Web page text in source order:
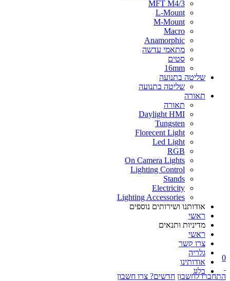
MFT M4/3
L-Mount
M-Mount
Macro
Anamorphic
מתאמי עדשה
סטים
16mm
שליטה בתנועה
שליטה בתנועה
תאורה
תאורה
Daylight HMI
Tungsten
Florecent Light
Led Light
RGB
On Camera Lights
Lighting Control
Stands
Electricity
Lighting Accessories
אודותנו ושירותים נוספים
ראשי
מדיניות ותנאים
ראשי
צרו קשר
גלריה
אודותינו
בלוג
0
התחברו לחשבון חדשים? צרו חשבון